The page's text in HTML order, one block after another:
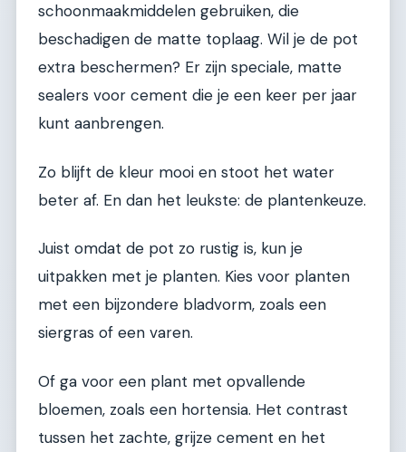
schoonmaakmiddelen gebruiken, die
beschadigen de matte toplaag. Wil je de pot
extra beschermen? Er zijn speciale, matte
sealers voor cement die je een keer per jaar
kunt aanbrengen.
Zo blijft de kleur mooi en stoot het water
beter af. En dan het leukste: de plantenkeuze.
Juist omdat de pot zo rustig is, kun je
uitpakken met je planten. Kies voor planten
met een bijzondere bladvorm, zoals een
siergras of een varen.
Of ga voor een plant met opvallende
bloemen, zoals een hortensia. Het contrast
tussen het zachte, grijze cement en het